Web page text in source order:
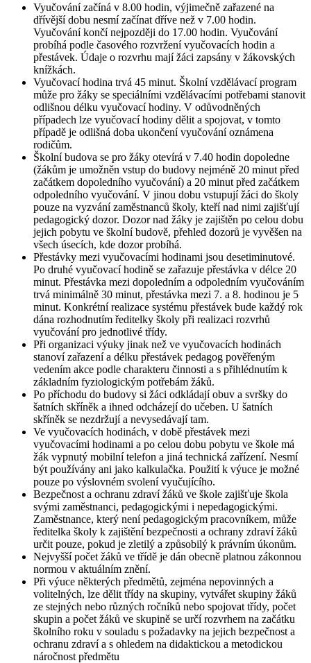
Vyučování začíná v 8.00 hodin, výjimečně zařazené na
dřívější dobu nesmí začínat dříve než v 7.00 hodin.
Vyučování končí nejpozději do 17.00 hodin. Vyučování
probíhá podle časového rozvržení vyučovacích hodin a
přestávek. Údaje o rozvrhu mají žáci zapsány v žákovských
knížkách.
Vyučovací hodina trvá 45 minut. Školní vzdělávací program
může pro žáky se speciálními vzdělávacími potřebami stanovit
odlišnou délku vyučovací hodiny. V odůvodněných
případech lze vyučovací hodiny dělit a spojovat, v tomto
případě je odlišná doba ukončení vyučování oznámena
rodičům.
Školní budova se pro žáky otevírá v 7.40 hodin dopoledne
(žákům je umožněn vstup do budovy nejméně 20 minut před
začátkem dopoledního vyučování) a 20 minut před začátkem
odpoledního vyučování. V jinou dobu vstupují žáci do školy
pouze na vyzvání zaměstnanců školy, kteří nad nimi zajišťují
pedagogický dozor. Dozor nad žáky je zajištěn po celou dobu
jejich pobytu ve školní budově, přehled dozorů je vyvěšen na
všech úsecích, kde dozor probíhá.
Přestávky mezi vyučovacími hodinami jsou desetiminutové.
Po druhé vyučovací hodině se zařazuje přestávka v délce 20
minut. Přestávka mezi dopoledním a odpoledním vyučováním
trvá minimálně 30 minut, přestávka mezi 7. a 8. hodinou je 5
minut. Konkrétní realizace systému přestávek bude každý rok
dána rozhodnutím ředitelky školy při realizaci rozvrhů
vyučování pro jednotlivé třídy.
Při organizaci výuky jinak než ve vyučovacích hodinách
stanoví zařazení a délku přestávek pedagog pověřeným
vedením akce podle charakteru činnosti a s přihlédnutím k
základním fyziologickým potřebám žáků.
Po příchodu do budovy si žáci odkládají obuv a svršky do
šatních skříněk a ihned odcházejí do učeben. U šatních
skříněk se nezdržují a nevysedávají tam.
Ve vyučovacích hodinách, v době přestávek mezi
vyučovacími hodinami a po celou dobu pobytu ve škole má
žák vypnutý mobilní telefon a jiná technická zařízení. Nesmí
být používány ani jako kalkulačka. Použití k výuce je možné
pouze po výslovném svolení vyučujícího.
Bezpečnost a ochranu zdraví žáků ve škole zajišťuje škola
svými zaměstnanci, pedagogickými i nepedagogickými.
Zaměstnance, který není pedagogickým pracovníkem, může
ředitelka školy k zajištění bezpečnosti a ochrany zdraví žáků
určit pouze, pokud je zletilý a způsobilý k právním úkonům.
Nejvyšší počet žáků ve třídě je dán obecně platnou zákonnou
normou v aktuálním znění.
Při výuce některých předmětů, zejména nepovinných a
volitelných, lze dělit třídy na skupiny, vytvářet skupiny žáků
ze stejných nebo různých ročníků nebo spojovat třídy, počet
skupin a počet žáků ve skupině se určí rozvrhem na začátku
školního roku v souladu s požadavky na jejich bezpečnost a
ochranu zdraví a s ohledem na didaktickou a metodickou
náročnost předmětu